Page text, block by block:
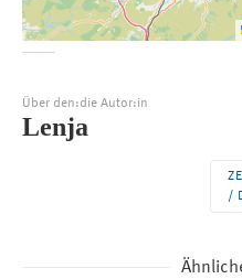
Über den:die Autor:in
Lenja
/